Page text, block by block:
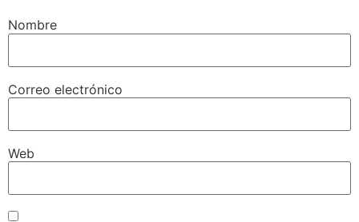
Nombre
Correo electrónico
Web